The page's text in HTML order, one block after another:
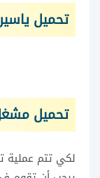
تحميل
تحميل
لكي تتم عملية